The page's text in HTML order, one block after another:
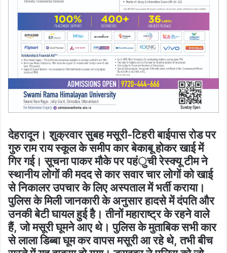
देहरादून। शुक्रवार सुबह मसूरी-टिहरी बाईपास रोड पर
गुरु राम राय स्कूल के समीप कार बेकाबू होकर खाई में
गिर गई। सूचना पाकर मौके पर पहंुची रेस्क्यू टीम ने
स्थानीय लोगों की मदद से कार सवार चार लोगों को खाई
से निकालर उपचार के लिए अस्पताल में भर्ती कराया।
पुलिस के मिली जानकारी के अनुसार हादसे में दंपति और
उनकी बेटी घायल हुई हैै। तीनों महाराष्ट्र के रहने वाले
हैं, जो मसूरी घूमने आए थे। पुलिस के मुताबिक सभी कार
से लाला डिब्बा घूम कर वापस मसूरी आ रहे थे, तभी बीच